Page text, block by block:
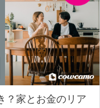
？家とお金のリア